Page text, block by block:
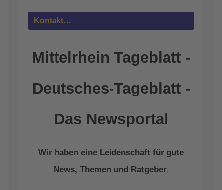
Kontakt…
Mittelrhein Tageblatt -
Deutsches-Tageblatt -
Das Newsportal
Wir haben eine Leidenschaft für gute
News, Themen und Ratgeber.